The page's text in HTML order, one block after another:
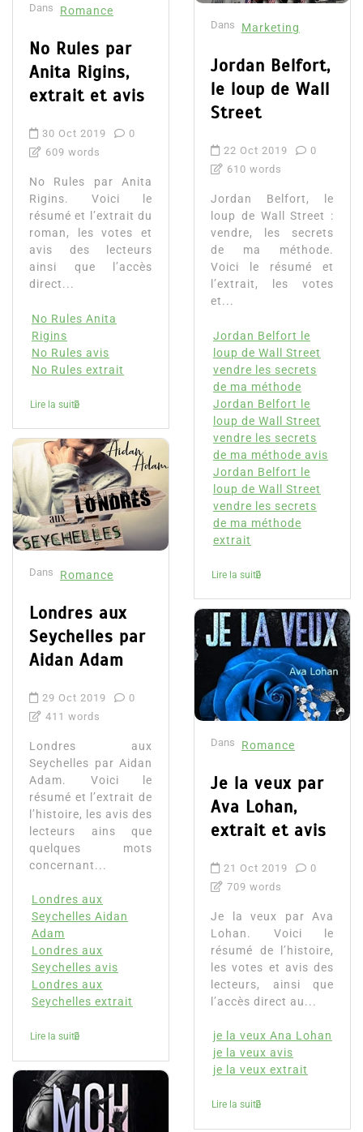
Dans Romance
No Rules par
Anita Rigins,
extrait et avis
30 Oct 2019
0
609 words
No Rules par Anita
Rigins. Voici le
résumé et l’extrait du
roman, les votes et
avis des lecteurs
ainsi que l’accès
direct...
No Rules Anita
Rigins
No Rules avis
No Rules extrait
Lire la suite
Dans Romance
Londres aux
Seychelles par
Aidan Adam
29 Oct 2019
0
411 words
Londres aux
Seychelles par Aidan
Adam. Voici le
résumé et l’extrait de
l’histoire, les avis des
lecteurs ains que
quelques mots
concernant...
Londres aux
Seychelles Aidan
Adam
Londres aux
Seychelles avis
Londres aux
Seychelles extrait
Lire la suite
Dans Marketing
Jordan Belfort,
le loup de Wall
Street
22 Oct 2019
0
610 words
Jordan Belfort, le
loup de Wall Street :
vendre, les secrets
de ma méthode.
Voici le résumé et
l’extrait, les votes
et...
Jordan Belfort le
loup de Wall Street
vendre les secrets
de ma méthode
Jordan Belfort le
loup de Wall Street
vendre les secrets
de ma méthode avis
Jordan Belfort le
loup de Wall Street
vendre les secrets
de ma méthode
extrait
Lire la suite
Dans Romance
Je la veux par
Ava Lohan,
extrait et avis
21 Oct 2019
0
709 words
Je la veux par Ava
Lohan. Voici le
résumé de l’histoire,
les votes et avis des
lecteurs, ainsi que
l’accès direct au...
je la veux Ana Lohan
je la veux avis
je la veux extrait
Lire la suite